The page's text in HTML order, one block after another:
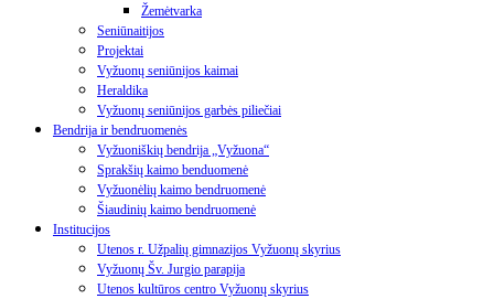
Žemėtvarka
Seniūnaitijos
Projektai
Vyžuonų seniūnijos kaimai
Heraldika
Vyžuonų seniūnijos garbės piliečiai
Bendrija ir bendruomenės
Vyžuoniškių bendrija „Vyžuona“
Sprakšių kaimo benduomenė
Vyžuonėlių kaimo bendruomenė
Šiaudinių kaimo bendruomenė
Institucijos
Utenos r. Užpalių gimnazijos Vyžuonų skyrius
Vyžuonų Šv. Jurgio parapija
Utenos kultūros centro Vyžuonų skyrius